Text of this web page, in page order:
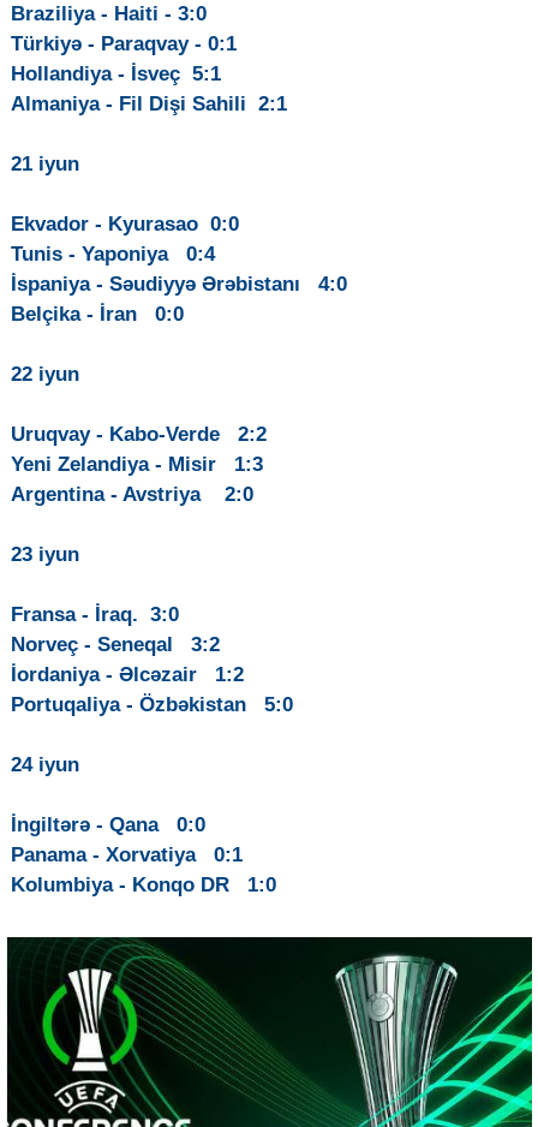
Braziliya - Haiti - 3:0
Türkiyə - Paraqvay - 0:1
Hollandiya - İsveç 5:1
Almaniya - Fil Dişi Sahili 2:1
21 iyun
Ekvador - Kyurasao 0:0
Tunis - Yaponiya 0:4
İspaniya - Səudiyyə Ərəbistanı 4:0
Belçika - İran 0:0
22 iyun
Uruqvay - Kabo-Verde 2:2
Yeni Zelandiya - Misir 1:3
Argentina - Avstriya 2:0
23 iyun
Fransa - İraq. 3:0
Norveç - Seneqal 3:2
İordaniya - Əlcəzair 1:2
Portuqaliya - Özbəkistan 5:0
24 iyun
İngiltərə - Qana 0:0
Panama - Xorvatiya 0:1
Kolumbiya - Konqo DR 1:0